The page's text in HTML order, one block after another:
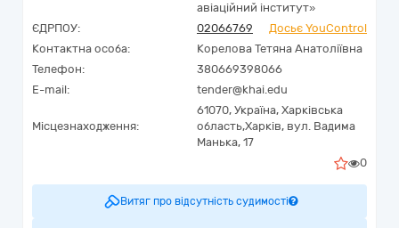
авіаційний інститут»
ЄДРПОУ:
02066769
Досьє YouControl
Контактна особа:
Корелова Тетяна Анатоліївна
Телефон:
380669398066
E-mail:
tender@khai.edu
Місцезнаходження:
61070, Україна, Харківська
область,Харків, вул. Вадима
Манька, 17
0
Витяг про відсутність судимості